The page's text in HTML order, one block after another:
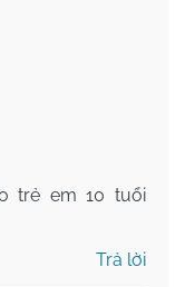
trẻ em 10 tuổi
Trả lời